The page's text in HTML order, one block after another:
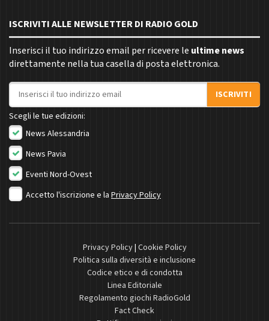
ISCRIVITI ALLE NEWSLETTER DI RADIO GOLD
Inserisci il tuo indirizzo email per ricevere le ultime news
direttamente nella tua casella di posta elettronica.
Indirizzo email
ISCRIVITI
Scegli le tue edizioni:
News Alessandria
News Pavia
Eventi Nord-Ovest
Accetto l'iscrizione e la Privacy Policy
Privacy Policy| Cookie Policy
Politica sulla diversità e inclusione
Codice etico e di condotta
Linea Editoriale
Regolamento giochi RadioGold
Fact Check